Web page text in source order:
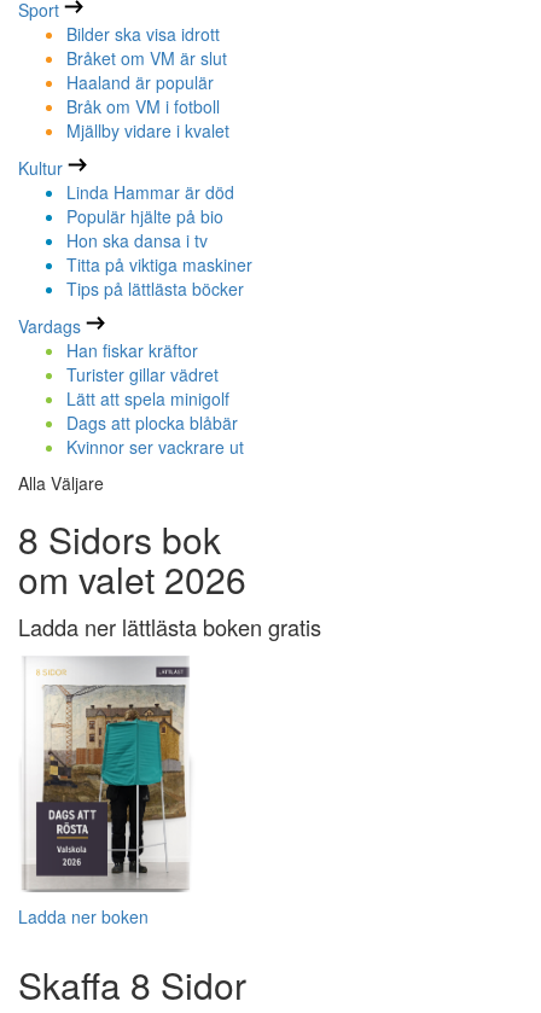
Sport
Bilder ska visa idrott
Bråket om VM är slut
Haaland är populär
Bråk om VM i fotboll
Mjällby vidare i kvalet
Kultur
Linda Hammar är död
Populär hjälte på bio
Hon ska dansa i tv
Titta på viktiga maskiner
Tips på lättlästa böcker
Vardags
Han fiskar kräftor
Turister gillar vädret
Lätt att spela minigolf
Dags att plocka blåbär
Kvinnor ser vackrare ut
Alla Väljare
8 Sidors bok
om valet 2026
Ladda ner lättlästa boken gratis
Ladda ner boken
Skaffa 8 Sidor